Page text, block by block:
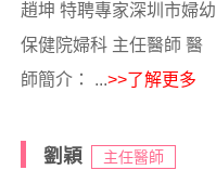
趙坤 特聘專家深圳市婦幼
保健院婦科 主任醫師 醫
師簡介： ...>>了解更多
劉穎 主任醫師